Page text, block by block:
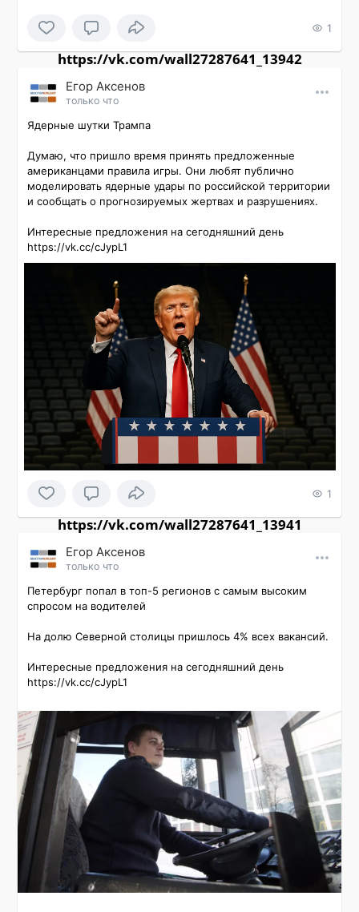
1
https://vk.com/wall27287641_13942
Εгор Αксенов
только что
Ядерные шутки Трампа
Думаю, что пришло время принять предложенные
американцами правила игры. Они любят публично
моделировать ядерные удары по российской территории
и сообщать о прогнозируемых жертвах и разрушениях.
Интересные предложения на сегодняшний день
https://vk.cc/cJypL1
1
https://vk.com/wall27287641_13941
Εгор Αксенов
только что
Петербург попал в топ-5 регионов с самым высоким
спросом на водителей
На долю Северной столицы пришлось 4% всех вакансий.
Интересные предложения на сегодняшний день
https://vk.cc/cJypL1